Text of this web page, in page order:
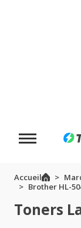
Accueil
Brother HL-
Toners